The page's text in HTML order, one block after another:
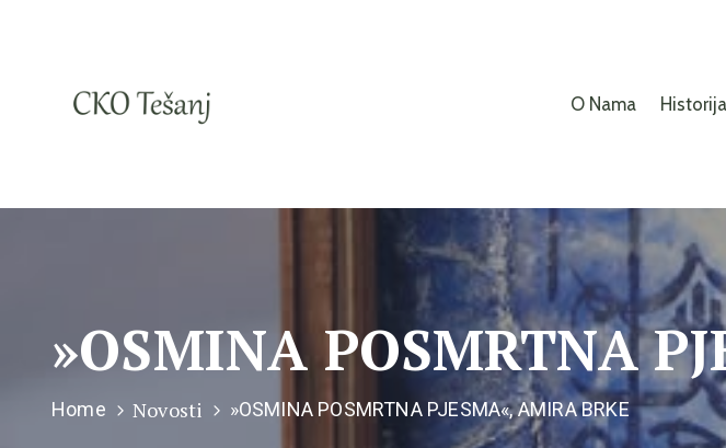
O Nama Historija
»OSMINA POSMRTNA
Home Novosti »OSMINA POSMRTNA PJESMA«, AMIRA BRKE